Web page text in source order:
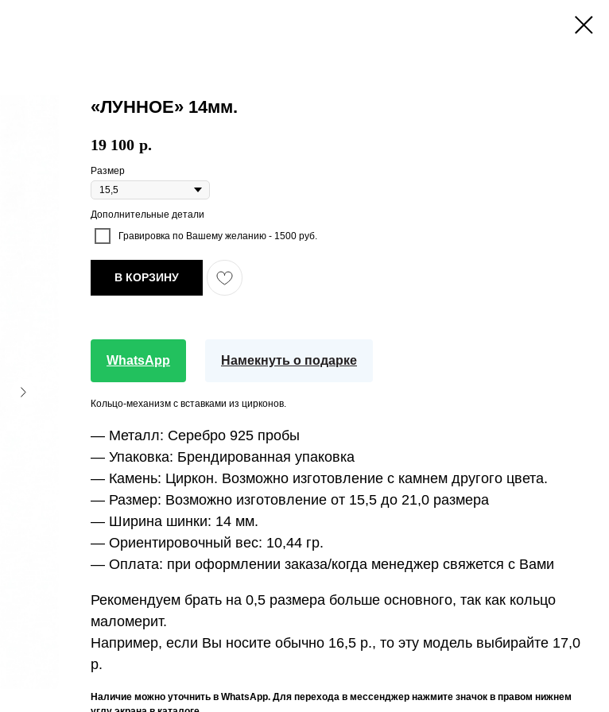
«ЛУННОЕ» 14мм.
19 100 р.
Размер
Дополнительные детали
Гравировка по Вашему желанию - 1500 руб.
В КОРЗИНУ
WhatsApp Намекнуть о подарке
Кольцо-механизм с вставками из цирконов.
— Металл: Серебро 925 пробы
— Упаковка: Брендированная упаковка
— Камень: Циркон. Возможно изготовление с камнем другого цвета.
— Размер: Возможно изготовление от 15,5 до 21,0 размера
— Ширина шинки: 14 мм.
— Ориентировочный вес: 10,44 гр.
— Оплата: при оформлении заказа/когда менеджер свяжется с Вами
Рекомендуем брать на 0,5 размера больше основного, так как кольцо
маломерит.
Например, если Вы носите обычно 16,5 р., то эту модель выбирайте 17,0
р.
Наличие можно уточнить в WhatsApp. Для перехода в мессенджер нажмите значок в правом нижнем